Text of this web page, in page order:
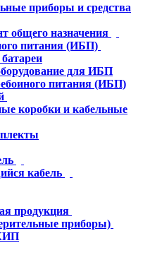
приборы и средства
общего назначения
питания (ИБП)
для ИБП
питания (ИБП)
коробки и кабельные
кабель
продукция
приборы)